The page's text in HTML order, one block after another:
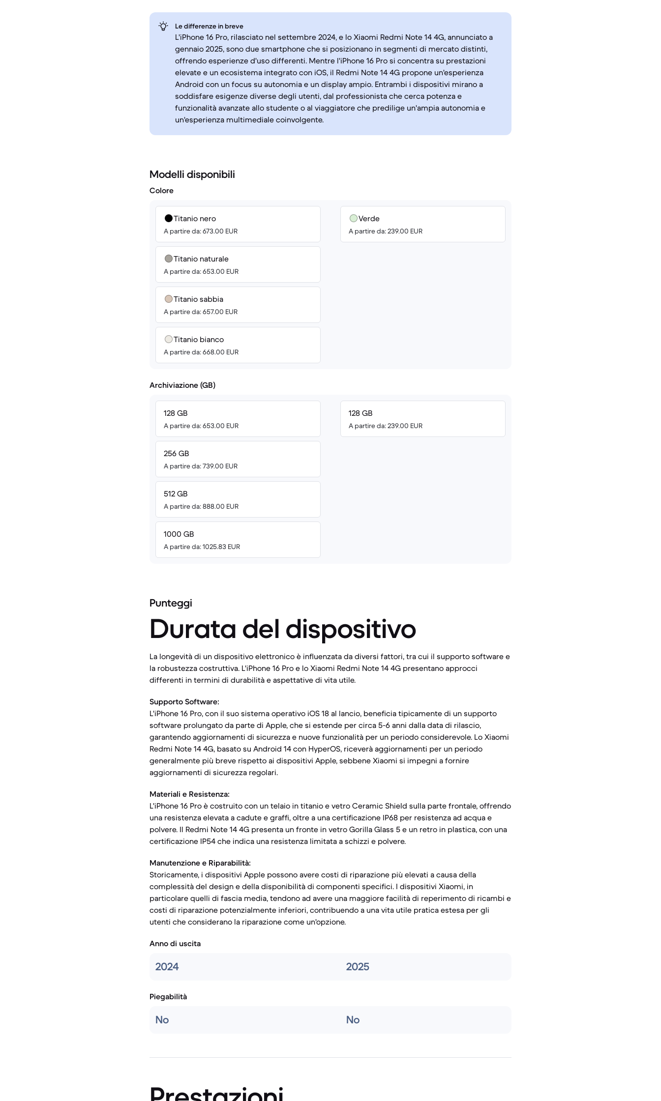
Le differenze in breve
L'iPhone 16 Pro, rilasciato nel settembre 2024, e lo Xiaomi Redmi Note 14 4G, annunciato a
gennaio 2025, sono due smartphone che si posizionano in segmenti di mercato distinti,
offrendo esperienze d'uso differenti. Mentre l'iPhone 16 Pro si concentra su prestazioni
elevate e un ecosistema integrato con iOS, il Redmi Note 14 4G propone un'esperienza
Android con un focus su autonomia e un display ampio. Entrambi i dispositivi mirano a
soddisfare esigenze diverse degli utenti, dal professionista che cerca potenza e
funzionalità avanzate allo studente o al viaggiatore che predilige un'ampia autonomia e
un'esperienza multimediale coinvolgente.
Modelli disponibili
Colore
Titanio nero
A partire da: 673.00 EUR
Titanio naturale
A partire da: 653.00 EUR
Titanio sabbia
A partire da: 657.00 EUR
Titanio bianco
A partire da: 668.00 EUR
Verde
A partire da: 239.00 EUR
Archiviazione (GB)
128 GB
A partire da: 653.00 EUR
256 GB
A partire da: 739.00 EUR
512 GB
A partire da: 888.00 EUR
1000 GB
A partire da: 1025.83 EUR
128 GB
A partire da: 239.00 EUR
Punteggi
Durata del dispositivo
La longevità di un dispositivo elettronico è influenzata da diversi fattori, tra cui il supporto software e
la robustezza costruttiva. L'iPhone 16 Pro e lo Xiaomi Redmi Note 14 4G presentano approcci
differenti in termini di durabilità e aspettative di vita utile.
Supporto Software:
L'iPhone 16 Pro, con il suo sistema operativo iOS 18 al lancio, beneficia tipicamente di un supporto
software prolungato da parte di Apple, che si estende per circa 5-6 anni dalla data di rilascio,
garantendo aggiornamenti di sicurezza e nuove funzionalità per un periodo considerevole. Lo Xiaomi
Redmi Note 14 4G, basato su Android 14 con HyperOS, riceverà aggiornamenti per un periodo
generalmente più breve rispetto ai dispositivi Apple, sebbene Xiaomi si impegni a fornire
aggiornamenti di sicurezza regolari.
Materiali e Resistenza:
L'iPhone 16 Pro è costruito con un telaio in titanio e vetro Ceramic Shield sulla parte frontale, offrendo
una resistenza elevata a cadute e graffi, oltre a una certificazione IP68 per resistenza ad acqua e
polvere. Il Redmi Note 14 4G presenta un fronte in vetro Gorilla Glass 5 e un retro in plastica, con una
certificazione IP54 che indica una resistenza limitata a schizzi e polvere.
Manutenzione e Riparabilità:
Storicamente, i dispositivi Apple possono avere costi di riparazione più elevati a causa della
complessità del design e della disponibilità di componenti specifici. I dispositivi Xiaomi, in
particolare quelli di fascia media, tendono ad avere una maggiore facilità di reperimento di ricambi e
costi di riparazione potenzialmente inferiori, contribuendo a una vita utile pratica estesa per gli
utenti che considerano la riparazione come un'opzione.
Anno di uscita
2024 2025
Piegabilità
No No